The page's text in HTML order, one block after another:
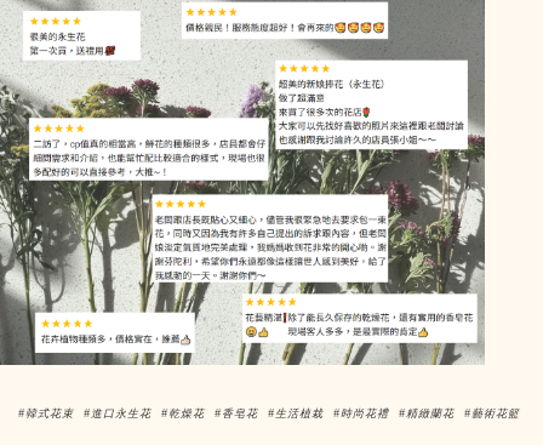
#韓式花束 #進口永生花 #乾燥花 #香皂花 #生活植栽 #時尚花禮 #精緻蘭花 #藝術花籃